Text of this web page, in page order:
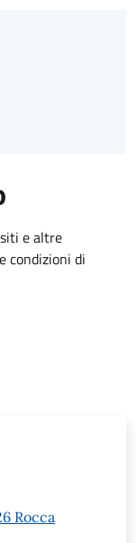
e altre
condizioni di
Rocca